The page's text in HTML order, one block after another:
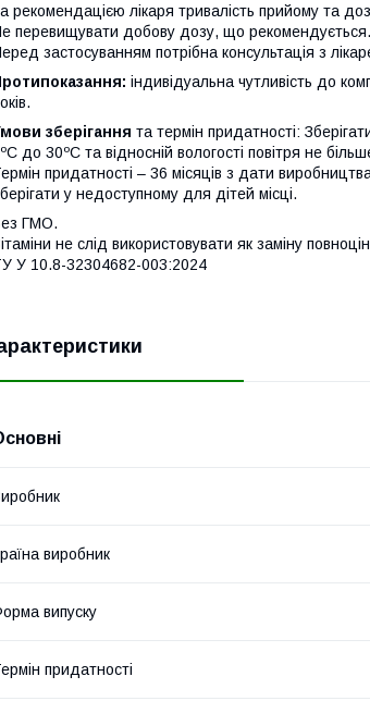
рекомендацією лікаря тривалість прийому та
перевищувати добову дозу, що рекомендується.
застосуванням потрібна консультація з
індивідуальна чутливість до
зберігання та термін придатності:
до 30ºС та відносній вологості повітря не
придатності – 36 місяців з дати
у недоступному для дітей місці.
ГМО.
не слід використовувати як заміну
У 10.8-32304682-003:2024
виробник
випуску
придатності